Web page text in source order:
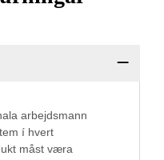
arbejdsmann
í hvert
måst væra